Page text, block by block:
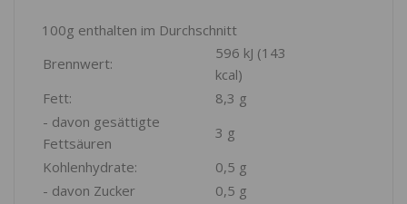
100g enthalten im Durchschnitt
Brennwert:
596 kJ (143
kcal)
Fett:
8,3 g
- davon gesättigte
Fettsäuren
3 g
Kohlenhydrate:
0,5 g
- davon Zucker
0,5 g